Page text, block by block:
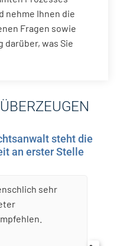
nehme Ihnen die
Fragen sowie
was Sie
steht die
an erster Stelle
sehr